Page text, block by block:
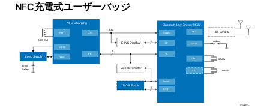
柔軟な電源アーキテクチャは、ワイヤレスNFC充電
と有線USB Type-C充電による充電式動作をサポート
します。
密封されたNFCベースのバッジデザインは、既存の
NFCベースのアクセスコントロールシステムとの互
換性を維持しながら、耐久性を高めるための防水性
NFC充電式ユーザーバッジ
RF Switch
Accelerometer
E-INK Display
NOR Flash
Li-ion
Battery
2
7
32MHz
32.768kHZ
WS104-1
NFC Coil
6
3.3V
Load Switch
NFC Charging
PHY
GPO
VBAT
LDO
I2C
Bluetooth Low Energy MCU
PHY
VDDIO
QSPI
I2C
I/F GPIO
XTAL
RTC
Supply